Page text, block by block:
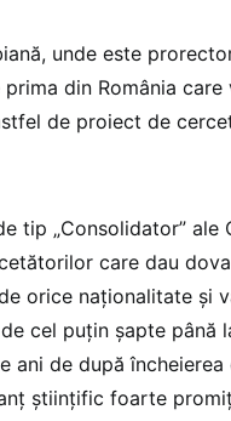
unde este
din România care
de proiect de
tip „Consolidator” ale
care dau
orice naţionalitate şi
cel puţin şapte până
ani de după
ştiinţific foarte